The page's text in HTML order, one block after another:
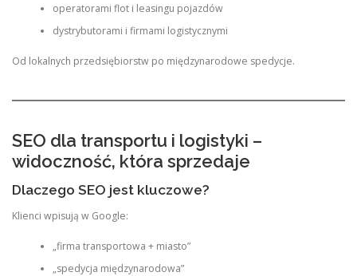
operatorami flot i leasingu pojazdów
dystrybutorami i firmami logistycznymi
Od lokalnych przedsiębiorstw po międzynarodowe spedycje.
SEO dla transportu i logistyki –
widoczność, która sprzedaje
Dlaczego SEO jest kluczowe?
Klienci wpisują w Google:
„firma transportowa + miasto”
„spedycja międzynarodowa”